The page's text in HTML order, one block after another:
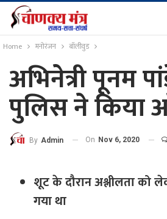
Home मनोरंजन बॉलीवुड
अभिनेत्री पूनम
पुलिस ने किया
By Admin On Nov 6, 2020
शूट के दौरान अश्लीलता को
गया था